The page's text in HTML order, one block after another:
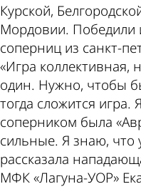
Курской,
Мордовии. Победили
соперниц из санкт-
«Игра коллективная,
один. Нужно, чтобы
тогда сложится
соперником была
сильные. Я знаю, что
рассказала
МФК «Лагуна-УОР»